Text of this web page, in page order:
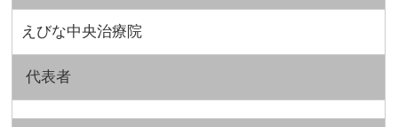
えびな中央治療院
代表者